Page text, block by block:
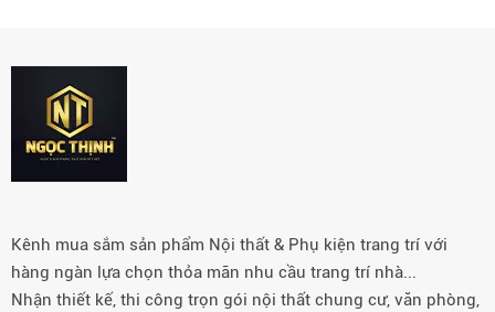
Kênh mua sắm sản phẩm Nội thất & Phụ kiện trang trí với
hàng ngàn lựa chọn thỏa mãn nhu cầu trang trí nhà...
Nhận thiết kế, thi công trọn gói nội thất chung cư, văn phòng,